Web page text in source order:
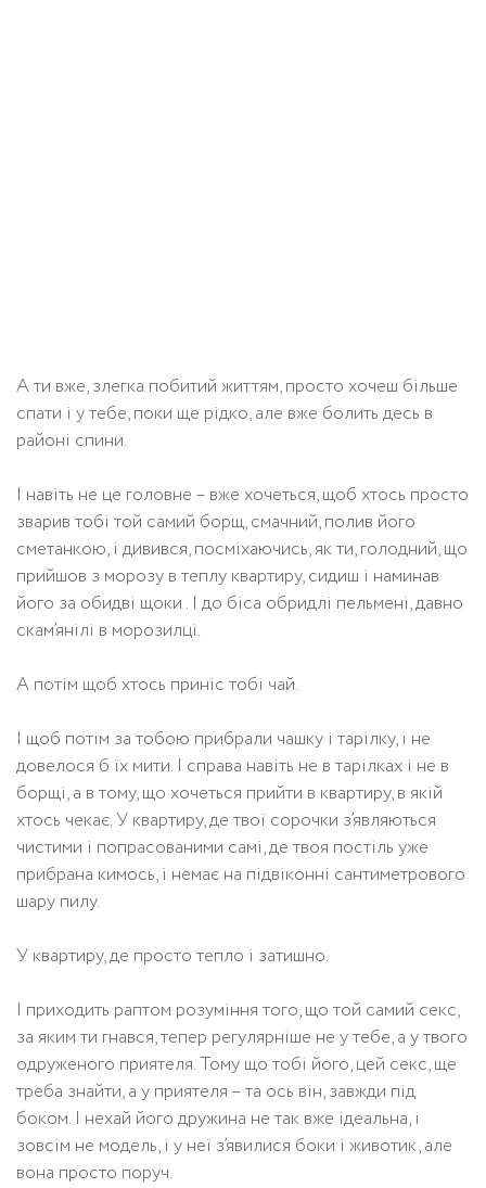
А ти вже, злегка побитий життям, просто хочеш більше
спати і у тебе, поки ще рідко, але вже болить десь в
районі спини.
І навіть не це головне – вже хочеться, щоб хтось просто
зварив тобі той самий борщ, смачний, полив його
сметанкою, і дивився, посміхаючись, як ти, голодний, що
прийшов з морозу в теплу квартиру, сидиш і наминав
його за обидві щоки . І до біса обридлі пельмені, давно
скам’янілі в морозилці.
А потім щоб хтось приніс тобі чай.
І щоб потім за тобою прибрали чашку і тарілку, і не
довелося б їх мити. І справа навіть не в тарілках і не в
борщі, а в тому, що хочеться прийти в квартиру, в якій
хтось чекає. У квартиру, де твої сорочки з’являються
чистими і попрасованими самі, де твоя постіль уже
прибрана кимось, і немає на підвіконні сантиметрового
шару пилу.
У квартиру, де просто тепло і затишно.
І приходить раптом розуміння того, що той самий секс,
за яким ти гнався, тепер регулярніше не у тебе, а у твого
одруженого приятеля. Тому що тобі його, цей секс, ще
треба знайти, а у приятеля – та ось він, завжди під
боком. І нехай його дружина не так вже ідеальна, і
зовсім не модель, і у неї з’явилися боки і животик, але
вона просто поруч.